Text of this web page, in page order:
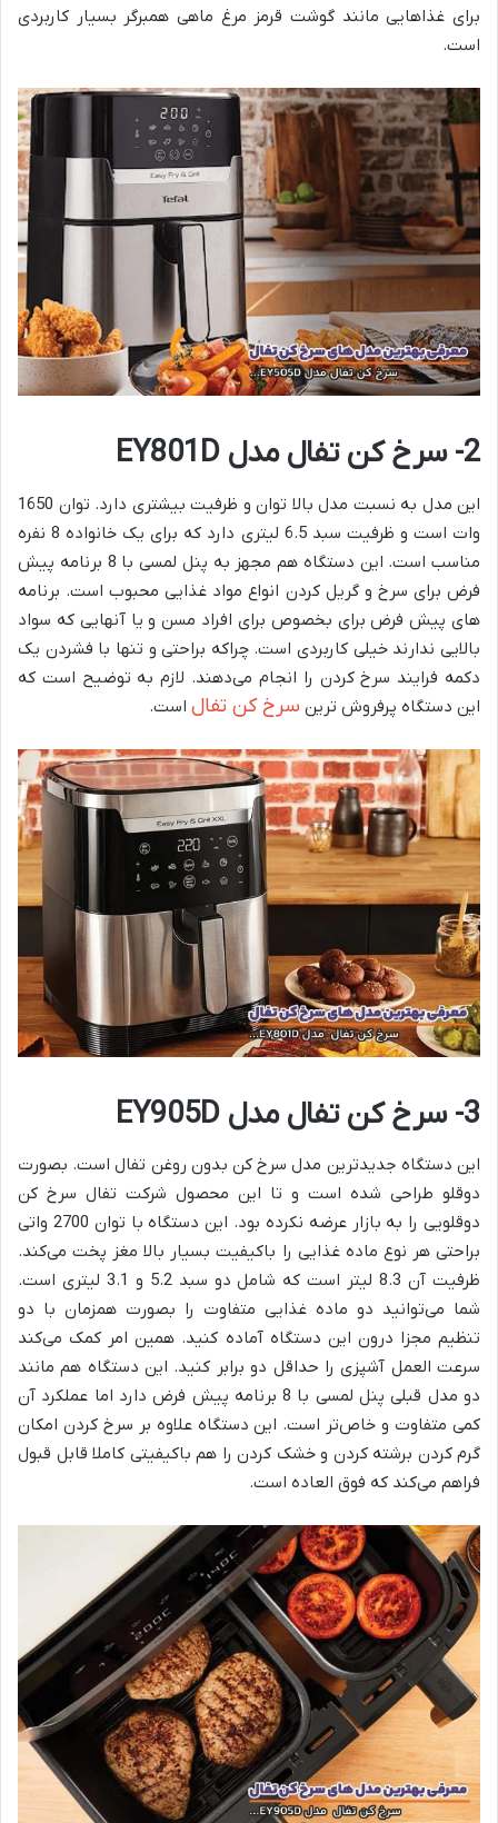
برای غذاهایی مانند گوشت قرمز مرغ ماهی همبرگر بسیار کاربردی
است.
2- سرخ کن تفال مدل EY801D
این مدل به نسبت مدل بالا توان و ظرفیت بیشتری دارد. توان 1650
وات است و ظرفیت سبد 6.5 لیتری دارد که برای یک خانواده 8 نفره
مناسب است. این دستگاه هم مجهز به پنل لمسی با 8 برنامه پیش
فرض برای سرخ و گریل کردن انواع مواد غذایی محبوب است. برنامه
های پیش فرض برای بخصوص برای افراد مسن و یا آنهایی که سواد
بالایی ندارند خیلی کاربردی است. چراکه براحتی و تنها با فشردن یک
دکمه فرایند سرخ کردن را انجام می‌دهند. لازم به توضیح است که
این دستگاه پرفروش ترین سرخ کن تفال است.
3- سرخ کن تفال مدل EY905D
این دستگاه جدیدترین مدل سرخ کن بدون روغن تفال است. بصورت
دوقلو طراحی شده است و تا این محصول شرکت تفال سرخ کن
دوقلویی را به بازار عرضه نکرده بود. این دستگاه با توان 2700 واتی
براحتی هر نوع ماده غذایی را باکیفیت بسیار بالا مغز پخت می‌کند.
ظرفیت آن 8.3 لیتر است که شامل دو سبد 5.2 و 3.1 لیتری است.
شما می‌توانید دو ماده غذایی متفاوت را بصورت همزمان با دو
تنظیم مجزا درون این دستگاه آماده کنید. همین امر کمک می‌کند
سرعت العمل آشپزی را حداقل دو برابر کنید. این دستگاه هم مانند
دو مدل قبلی پنل لمسی با 8 برنامه پیش فرض دارد اما عملکرد آن
کمی متفاوت و خاص‌تر است. این دستگاه علاوه بر سرخ کردن امکان
گرم کردن برشته کردن و خشک کردن را هم باکیفیتی کاملا قابل قبول
فراهم می‌کند که فوق العاده است.